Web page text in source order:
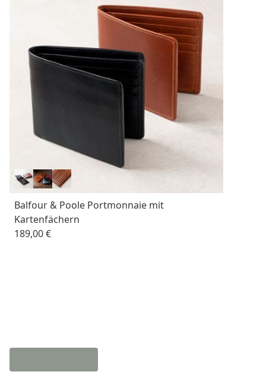
Balfour & Poole Portmonnaie mit
Kartenfächern
189,00 €